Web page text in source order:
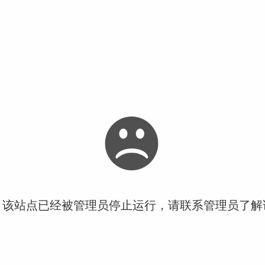
站点已经被管理员停止运行，请联系管理员了